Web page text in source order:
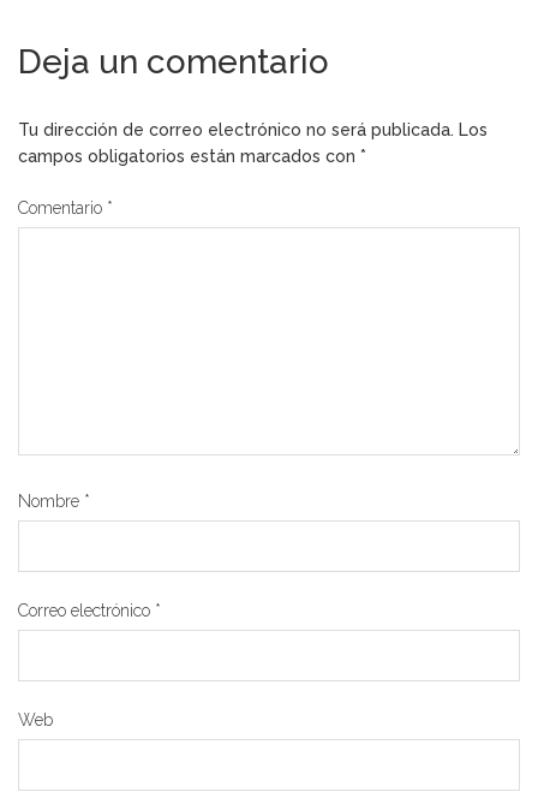
Deja un comentario
Tu dirección de correo electrónico no será publicada. Los
campos obligatorios están marcados con *
Comentario *
Nombre *
Correo electrónico *
Web